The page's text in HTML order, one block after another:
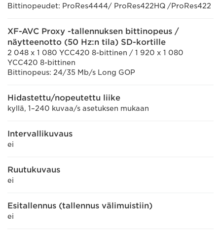
Bittinopeudet: ProRes4444/ ProRes422HQ /ProRes422
XF-AVC Proxy -tallennuksen bittinopeus /
näytteenotto (50 Hz:n tila) SD-kortille
2 048 x 1 080 YCC420 8-bittinen / 1 920 x 1 080
YCC420 8-bittinen
Bittinopeus: 24/35 Mb/s Long GOP
Hidastettu/nopeutettu liike
kyllä, 1–240 kuvaa/s asetuksen mukaan
Intervallikuvaus
ei
Ruutukuvaus
ei
Esitallennus (tallennus välimuistiin)
ei